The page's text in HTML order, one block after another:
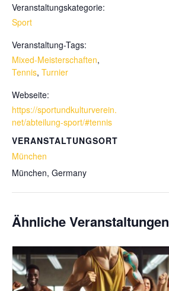
Veranstaltungskategorie:
Sport
Veranstaltung-Tags:
Mixed-Meisterschaften,
Tennis, Turnier
Webseite:
https://sportundkulturverein.
net/abteilung-sport/#tennis
VERANSTALTUNGSORT
München
München, Germany
Ähnliche Veranstaltungen